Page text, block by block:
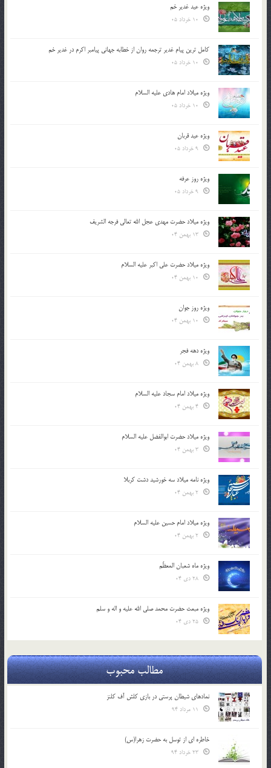
ویژه عید غدیر خم
کامل ترین پیام غدیر ترجمه روان از خطابه جهانی پیامبر اکرم در غدیر خم
ویژه میلاد امام هادی علیه السلام
ویژه عید قربان
ویژه روز عرفه
ویژه میلاد حضرت مهدی عجل الله تعالی فرجه الشريف
ویژه میلاد حضرت علی اکبر علیه السلام
ویژه روز جوان
ویژه دهه فجر
ویژه میلاد امام سجاد علیه السلام
ویژه میلاد حضرت ابوالفضل علیه السلام
ویژه نامه میلاد سه خورشید دشت کربلا
ویژه میلاد امام حسین علیه السلام
ویژه ماه شعبان المعظّم
ویژه مبعث حضرت محمد صلی الله علیه و اله و سلم
مطالب محبوب
نمادهای شیطان پرستی در بازی کلش آف کلنز
خاطره ای از توسل به حضرت زهرا(س)